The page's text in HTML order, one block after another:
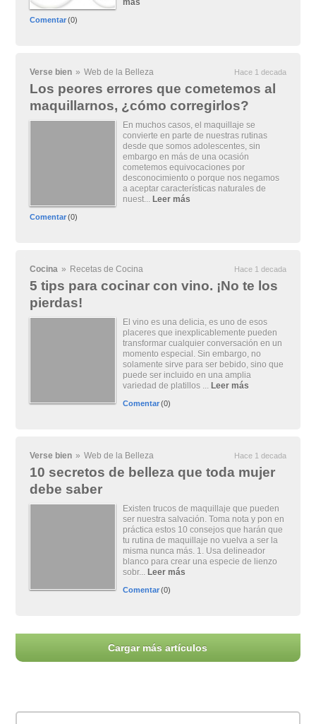
más
Comentar(0)
Verse bien » Web de la Belleza Hace 1 decada
Los peores errores que cometemos al
maquillarnos, ¿cómo corregirlos?
En muchos casos, el maquillaje se
convierte en parte de nuestras rutinas
desde que somos adolescentes, sin
embargo en más de una ocasión
cometemos equivocaciones por
desconocimiento o porque nos negamos
a aceptar características naturales de
nuest... Leer más
Comentar(0)
Cocina » Recetas de Cocina Hace 1 decada
5 tips para cocinar con vino. ¡No te los
pierdas!
El vino es una delicia, es uno de esos
placeres que inexplicablemente pueden
transformar cualquier conversación en un
momento especial. Sin embargo, no
solamente sirve para ser bebido, sino que
puede ser incluido en una amplia
variedad de platillos ... Leer más
Comentar(0)
Verse bien » Web de la Belleza Hace 1 decada
10 secretos de belleza que toda mujer
debe saber
Existen trucos de maquillaje que pueden
ser nuestra salvación. Toma nota y pon en
práctica estos 10 consejos que harán que
tu rutina de maquillaje no vuelva a ser la
misma nunca más. 1. Usa delineador
blanco para crear una especie de lienzo
sobr... Leer más
Comentar(0)
Cargar más artículos